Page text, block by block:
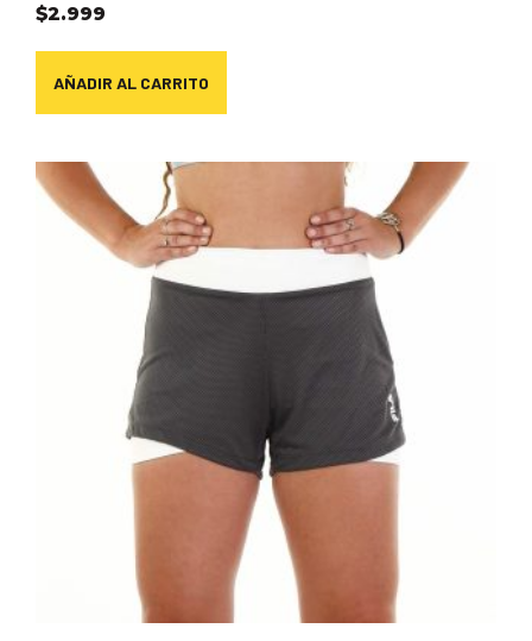
$2.999
AÑADIR AL CARRITO